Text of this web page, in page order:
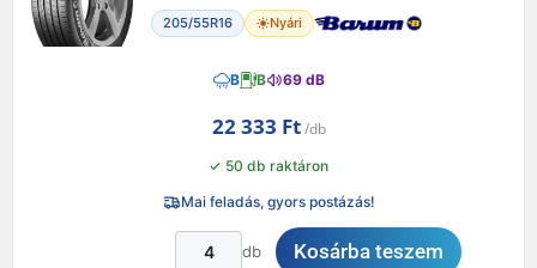
205/55R16 Nyári
B B 69 dB
22 333 Ft
✓ 50 db raktáron
Mai feladás, gyors postázás!
db Kosárba teszem